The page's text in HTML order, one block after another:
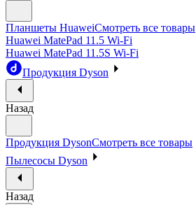
Планшеты HuaweiСмотреть все товары
Huawei MatePad 11.5 Wi-Fi
Huawei MatePad 11.5S Wi-Fi
Продукция Dyson
Назад
Продукция DysonСмотреть все товары
Пылесосы Dyson
Назад